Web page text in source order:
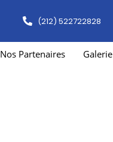
(212) 522722828
Nos Partenaires
Galerie